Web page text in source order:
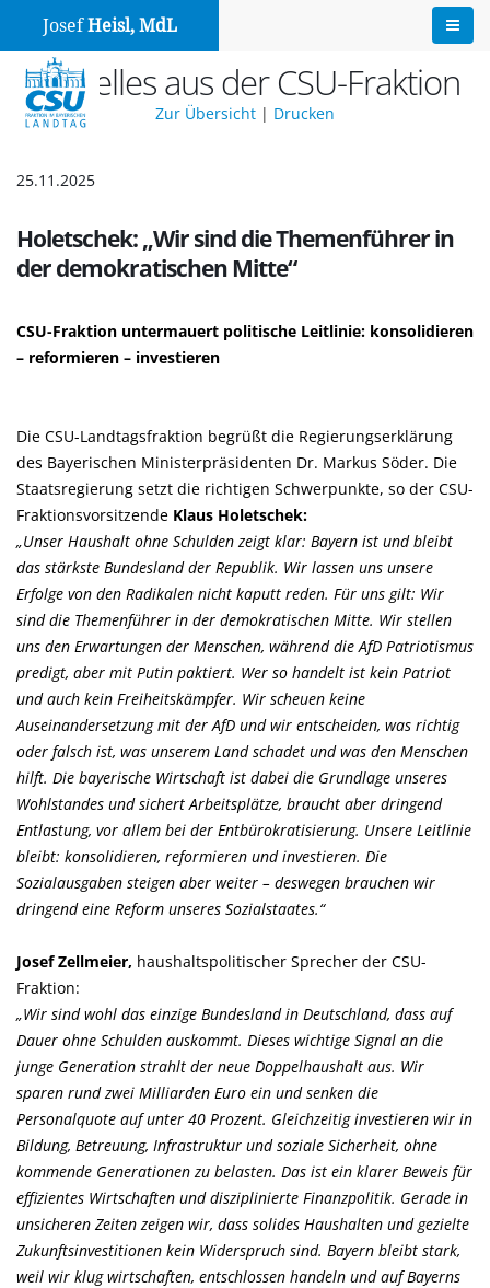
JosefHeisl, MdL
Aktuelles aus der CSU-Fraktion
Zur Übersicht | Drucken
25.11.2025
Holetschek: „Wir sind die Themenführer in
der demokratischen Mitte“
CSU-Fraktion untermauert politische Leitlinie: konsolidieren
– reformieren – investieren
Die CSU-Landtagsfraktion begrüßt die Regierungserklärung
des Bayerischen Ministerpräsidenten Dr. Markus Söder. Die
Staatsregierung setzt die richtigen Schwerpunkte, so der CSU-
Fraktionsvorsitzende Klaus Holetschek:
Unser Haushalt ohne Schulden zeigt klar: Bayern ist und bleibt
das stärkste Bundesland der Republik. Wir lassen uns unsere
Erfolge von den Radikalen nicht kaputt reden. Für uns gilt: Wir
sind die Themenführer in der demokratischen Mitte. Wir stellen
uns den Erwartungen der Menschen, während die AfD Patriotismus
predigt, aber mit Putin paktiert. Wer so handelt ist kein Patriot
und auch kein Freiheitskämpfer. Wir scheuen keine
Auseinandersetzung mit der AfD und wir entscheiden, was richtig
oder falsch ist, was unserem Land schadet und was den Menschen
hilft. Die bayerische Wirtschaft ist dabei die Grundlage unseres
Wohlstandes und sichert Arbeitsplätze, braucht aber dringend
Entlastung, vor allem bei der Entbürokratisierung. Unsere Leitlinie
bleibt: konsolidieren, reformieren und investieren. Die
Sozialausgaben steigen aber weiter – deswegen brauchen wir
dringend eine Reform unseres Sozialstaates.“
Josef Zellmeier, haushaltspolitischer Sprecher der CSU-
Fraktion:
Wir sind wohl das einzige Bundesland in Deutschland, dass auf
Dauer ohne Schulden auskommt. Dieses wichtige Signal an die
junge Generation strahlt der neue Doppelhaushalt aus. Wir
sparen rund zwei Milliarden Euro ein und senken die
Personalquote auf unter 40 Prozent. Gleichzeitig investieren wir in
Bildung, Betreuung, Infrastruktur und soziale Sicherheit, ohne
kommende Generationen zu belasten. Das ist ein klarer Beweis für
effizientes Wirtschaften und disziplinierte Finanzpolitik. Gerade in
unsicheren Zeiten zeigen wir, dass solides Haushalten und gezielte
Zukunftsinvestitionen kein Widerspruch sind. Bayern bleibt stark,
weil wir klug wirtschaften, entschlossen handeln und auf Bayerns